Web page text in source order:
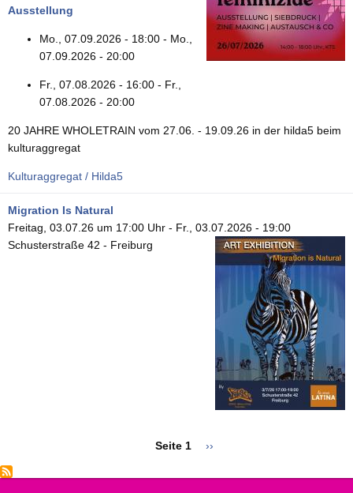
Ausstellung
Mo., 07.09.2026 - 18:00 - Mo.,
07.09.2026 - 20:00
Fr., 07.08.2026 - 16:00 - Fr.,
07.08.2026 - 20:00
20 JAHRE WHOLETRAIN vom 27.06. - 19.09.26 in der hilda5 beim
kulturaggregat
Kulturaggregat / Hilda5
Migration Is Natural
Freitag, 03.07.26 um 17:00 Uhr - Fr., 03.07.2026 - 19:00
Schusterstraße 42 - Freiburg
Seite 1
Nächste
››